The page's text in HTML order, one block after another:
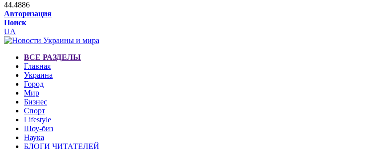
44.4886
Авторизация
Поиск
UA
ВСЕ РАЗДЕЛЫ
Главная
Украина
Город
Мир
Бизнес
Спорт
Lifestyle
Шоу-биз
Наука
БЛОГИ ЧИТАТЕЛЕЙ